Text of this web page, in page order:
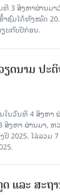
ທີ 3 ສິງຫາຜ່ານມ
ຂົ້າຊົມໄດ້ທັງໝົດ
ບກັບປີກ່ອນ.
ນາມ ​ປະ​
ໃນວັນທີ 4 ສິງຫາ
ສິງ​ຫາ​ ຜ່ານມາ,
ປີ 2025. ໄລ່​ລວ
ແ​ລະ ສະ